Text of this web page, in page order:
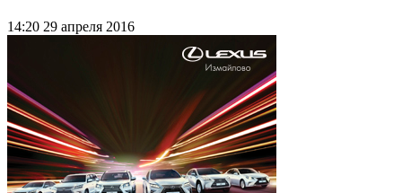
14:20 29 апреля 2016